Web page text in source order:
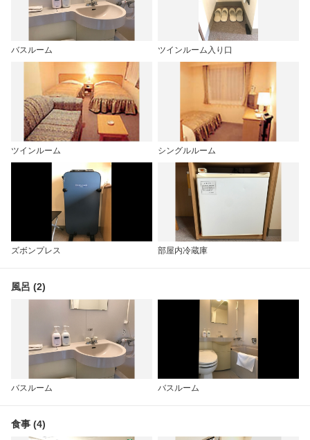
バスルーム ツインルーム入り口
ツインルーム シングルルーム
ズボンプレス 部屋内冷蔵庫
風呂 (2)
バスルーム バスルーム
食事 (4)